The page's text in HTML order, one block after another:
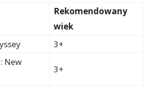
Rekomendowany
wiek
3+
New
3+